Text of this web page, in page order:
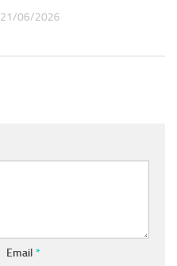
21/06/2026
Email *